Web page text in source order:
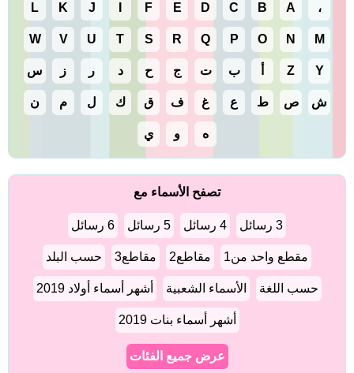
، A
B
C
D
E
F
J
K
L
M
N
O
P
Q
R
S
T
U
V
W
Y
Z ب ت ج ح د ر ز س
ش ص ط ع غ ف ق ك ل م ن
ه و ي
تصفح الأسماء مع
3 رسائل 4 رسائل 5 رسائل 6 رسائل
مقطع واحد من1 مقاطع2 مقاطع3 حسب البلد
حسب اللغة الأسماء الشعبية أشهر أسماء أولاد 2019
أشهر أسماء بنات 2019
عرض جميع الفئات